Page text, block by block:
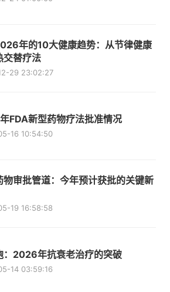
年的10大健康趋势：从节律健康
交替疗法
29 23:02:27
FDA新型药物疗法批准情况
16 10:54:50
物审批管道：今年预计获批的关键新
19 16:58:58
：2026年抗衰老治疗的突破
14 03:59:16